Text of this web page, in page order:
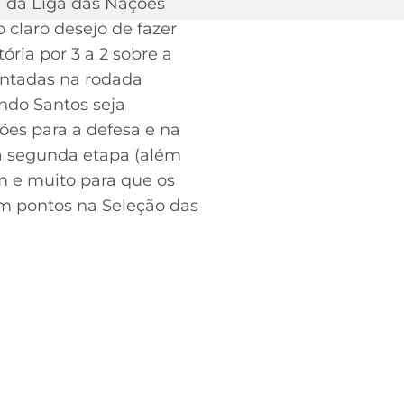
claro desejo de fazer
por 3 a 2 sobre a
na rodada
Santos seja
para a defesa e na
segunda etapa (além
e muito para que os
pontos na Seleção das